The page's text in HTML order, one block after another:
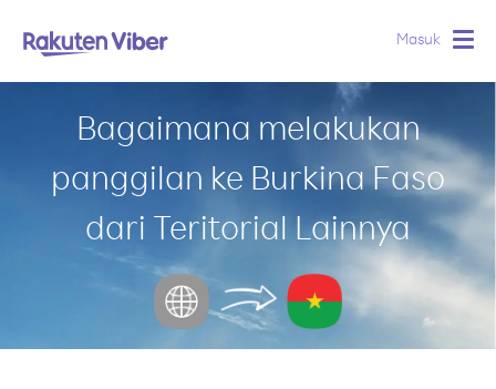
Masuk
Bagaimana melakukan
panggilan ke Burkina Faso
dari Teritorial Lainnya